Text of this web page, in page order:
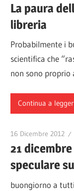
La paura
libreria
Probabilmente i
scientifica che
non sono
Continua a
16 Dicembre 2012
21
speculare
buongiorno a